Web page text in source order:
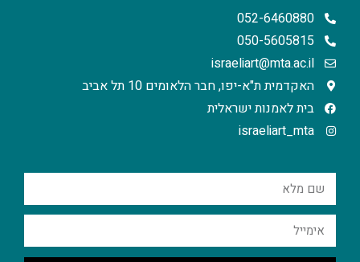
052-6460880
050-5605815
israeliart@mta.ac.il
האקדמית ת"א-יפו, חבר הלאומים 10 תל אביב
בית לאמנות ישראלית
israeliart_mta